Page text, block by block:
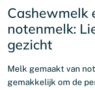
Cashewmelk
notenmelk:
gezicht
Melk gemaakt van
gemakkelijk om de